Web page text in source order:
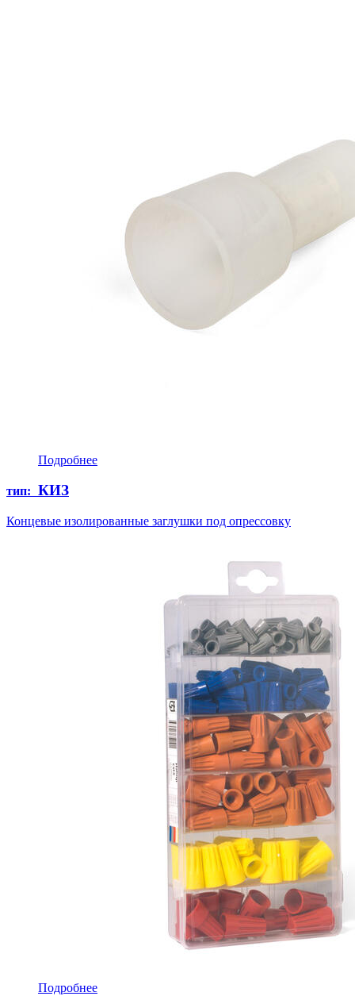
Подробнее
тип: КИЗ
Концевые изолированные заглушки под опрессовку
Подробнее